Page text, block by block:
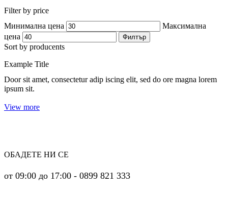
Filter by price
Минимална цена
Максимална
цена
Филтър
Sort by producents
Example Title
Door sit amet, consectetur adip iscing elit, sed do ore magna lorem
ipsum sit.
View more
ОБАДЕТЕ НИ СЕ
от 09:00 до 17:00 - 0899 821 333